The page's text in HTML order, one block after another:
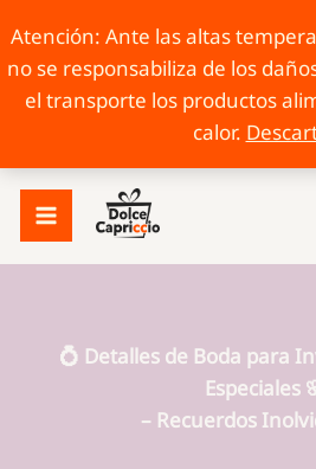
Atención: Ante las altas
no se responsabiliza de los
el transporte los productos
calor.
contenido
💍 Detalles de Boda para
Especiales
– Recuerdos